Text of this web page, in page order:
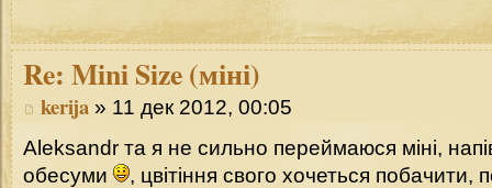
Re: Mini Size (міні)
kerija » 11 дек 2012, 00:05
Aleksandr та я не сильно переймаюся міні,
обесуми
, цвітіння свого хочеться побачити,